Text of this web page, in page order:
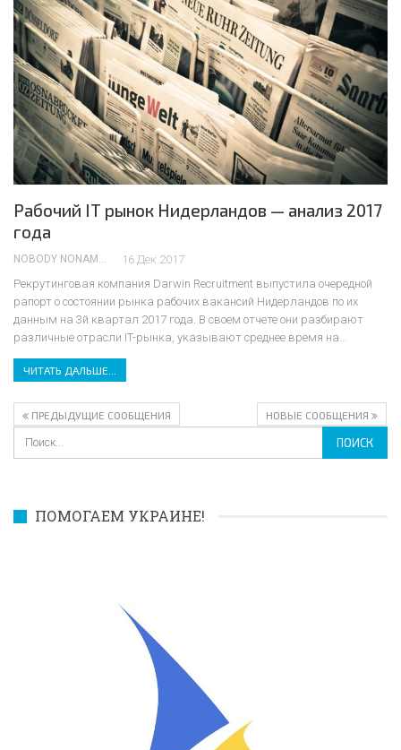
Рабочий IT рынок Нидерландов — анализ 2017
года
NOBODY NONAME
16 Дек 2017
Рекрутинговая компания Darwin Recruitment выпустила очередной
рапорт о состоянии рынка рабочих вакансий Нидерландов по их
данным на 3й квартал 2017 года. В своем отчете они разбирают
различные отрасли IT-рынка, указывают среднее время на…
ЧИТАТЬ ДАЛЬШЕ...
ПРЕДЫДУЩИЕ СООБЩЕНИЯ НОВЫЕ СООБЩЕНИЯ
ПОМОГАЕМ УКРАИНЕ!